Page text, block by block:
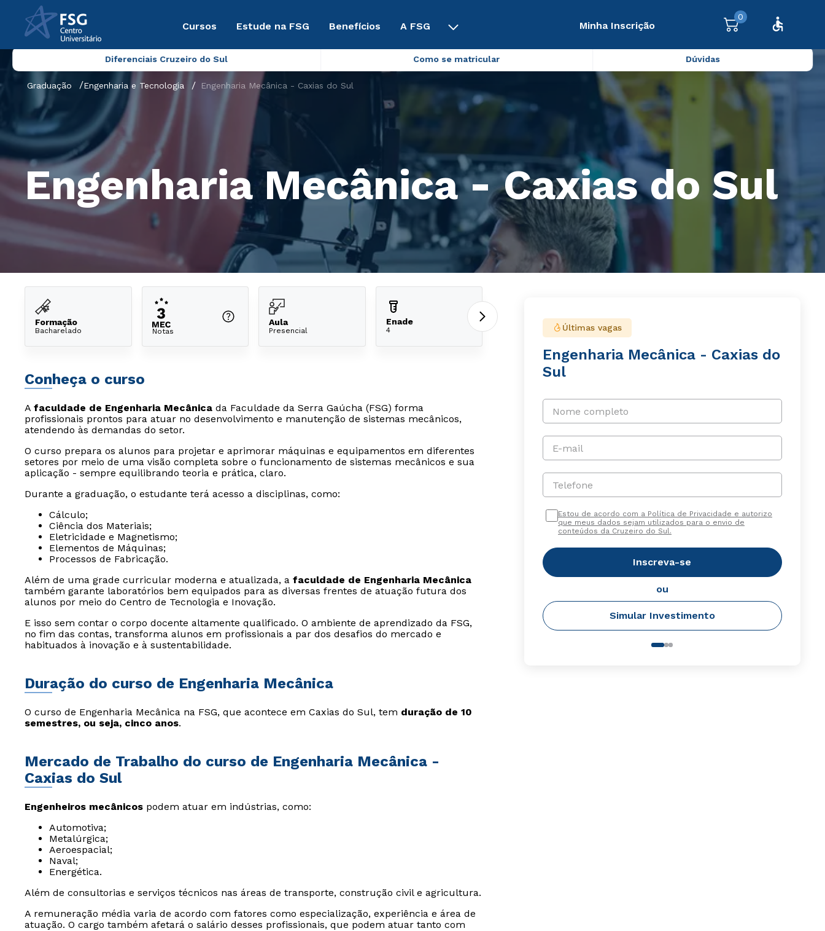
Cursos Estude na FSG Benefícios A FSG Minha Inscrição
0
Diferenciais Cruzeiro do Sul Como se matricular Dúvidas
Graduação Engenharia e Tecnologia Engenharia Mecânica - Caxias do Sul
Engenharia Mecânica - Caxias do Sul
Formação
Bacharelado Notas
Aula
Presencial
Enade
4
Conheça o curso
A faculdade de Engenharia Mecânica da Faculdade da Serra Gaúcha (FSG) forma
profissionais prontos para atuar no desenvolvimento e manutenção de sistemas mecânicos,
atendendo às demandas do setor.
O curso prepara os alunos para projetar e aprimorar máquinas e equipamentos em diferentes
setores por meio de uma visão completa sobre o funcionamento de sistemas mecânicos e sua
aplicação - sempre equilibrando teoria e prática, claro.
Durante a graduação, o estudante terá acesso a disciplinas, como:
Cálculo;
Ciência dos Materiais;
Eletricidade e Magnetismo;
Elementos de Máquinas;
Processos de Fabricação.
Além de uma grade curricular moderna e atualizada, a faculdade de Engenharia Mecânica
também garante laboratórios bem equipados para as diversas frentes de atuação futura dos
alunos por meio do Centro de Tecnologia e Inovação.
E isso sem contar o corpo docente altamente qualificado. O ambiente de aprendizado da FSG,
no fim das contas, transforma alunos em profissionais a par dos desafios do mercado e
habituados à inovação e à sustentabilidade.
Duração do curso de Engenharia Mecânica
O curso de Engenharia Mecânica na FSG, que acontece em Caxias do Sul, tem duração de 10
semestres, ou seja, cinco anos.
Mercado de Trabalho do curso de Engenharia Mecânica -
Caxias do Sul
Engenheiros mecânicos podem atuar em indústrias, como:
Automotiva;
Metalúrgica;
Aeroespacial;
Naval;
Energética.
Além de consultorias e serviços técnicos nas áreas de transporte, construção civil e agricultura.
A remuneração média varia de acordo com fatores como especialização, experiência e área de
atuação. O cargo também afetará o salário desses profissionais, que podem atuar tanto com
Últimas vagas
Engenharia Mecânica - Caxias do
Sul
Nome completo
E-mail
Telefone
Estou de acordo com a Política de Privacidade e autorizo
que meus dados sejam utilizados para o envio de
conteúdos da Cruzeiro do Sul.
Inscreva-se
ou
Simular Investimento